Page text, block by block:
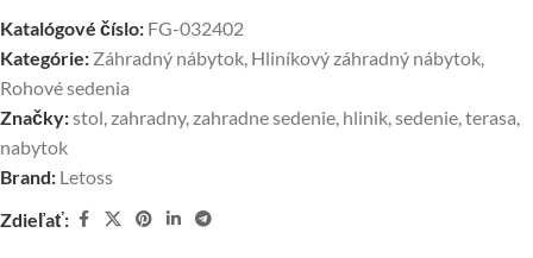
Katalógové číslo: FG-032402
Kategórie: Záhradný nábytok, Hliníkový záhradný nábytok,
Rohové sedenia
Značky:stol,zahradny,zahradne sedenie, hlinik,sedenie,terasa,
nabytok
Brand: Letoss
Zdieľať: